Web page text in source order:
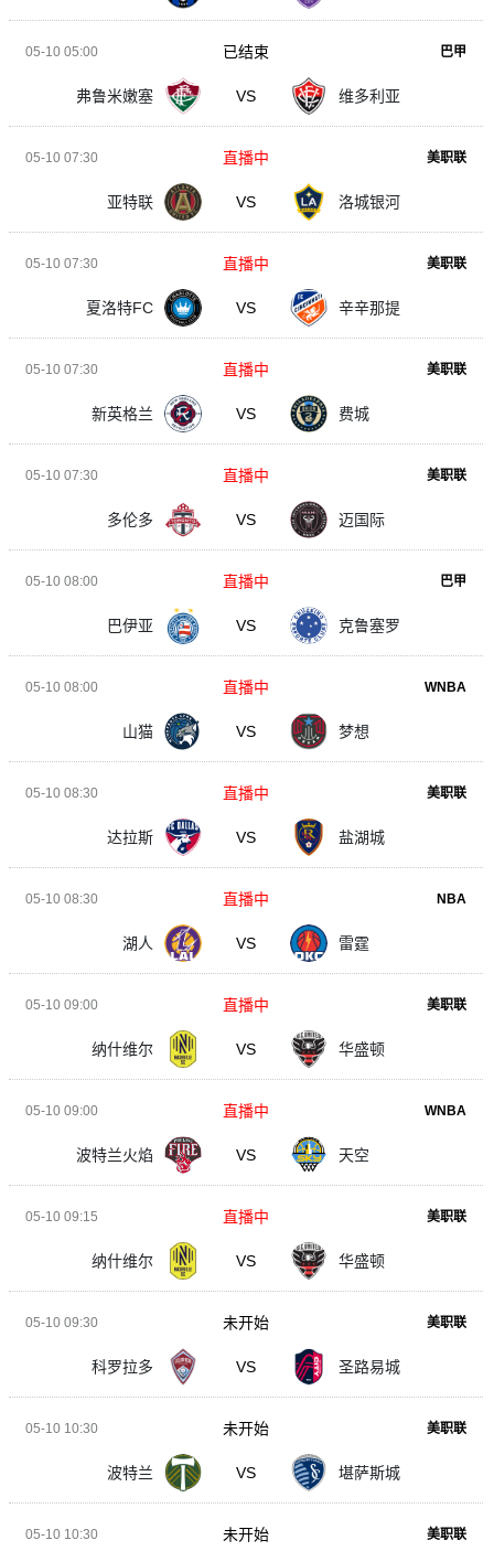
05-10 05:00 巴甲
弗鲁米嫩塞 VS 维多利亚
已结束
05-10 07:30 美职联
亚特联 VS 洛城银河
直播中
05-10 07:30 美职联
夏洛特FC VS 辛辛那提
直播中
05-10 07:30 美职联
新英格兰 VS 费城
直播中
05-10 07:30 美职联
多伦多 VS 迈国际
直播中
05-10 08:00 巴甲
巴伊亚 VS 克鲁塞罗
直播中
05-10 08:00 WNBA
山猫 VS 梦想
直播中
05-10 08:30 美职联
达拉斯 VS 盐湖城
直播中
05-10 08:30 NBA
湖人 VS 雷霆
直播中
05-10 09:00 美职联
纳什维尔 VS 华盛顿
直播中
05-10 09:00 WNBA
波特兰火焰 VS 天空
直播中
05-10 09:15 美职联
纳什维尔 VS 华盛顿
直播中
05-10 09:30 美职联
科罗拉多 VS 圣路易城
未开始
05-10 10:30 美职联
波特兰 VS 堪萨斯城
未开始
05-10 10:30 美职联
未开始